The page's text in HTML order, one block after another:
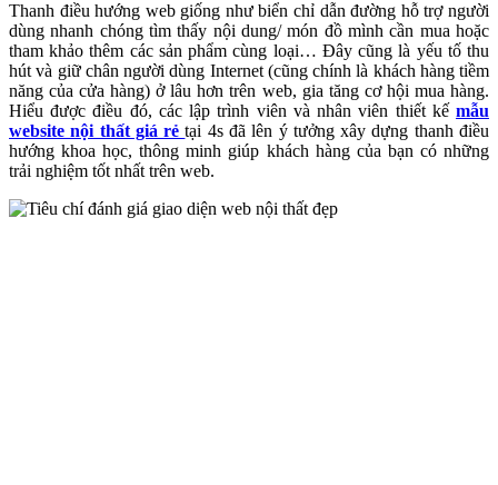
Thanh điều hướng web giống như biển chỉ dẫn đường hỗ trợ người
dùng nhanh chóng tìm thấy nội dung/ món đồ mình cần mua hoặc
tham khảo thêm các sản phẩm cùng loại… Đây cũng là yếu tố thu
hút và giữ chân người dùng Internet (cũng chính là khách hàng tiềm
năng của cửa hàng) ở lâu hơn trên web, gia tăng cơ hội mua hàng.
Hiểu được điều đó, các lập trình viên và nhân viên thiết kế mẫu
website nội thất giá rẻtại 4s đã lên ý tưởng xây dựng thanh điều
hướng khoa học, thông minh giúp khách hàng của bạn có những
trải nghiệm tốt nhất trên web.